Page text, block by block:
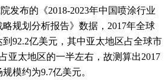
布的《2018-2023年中国喷涂行业
规划分析报告》数据，2017年全球
92.2亿美元，其中亚太地区占全球市
亚太地区的一半左右，故测算出2017
模约为9.7亿美元。